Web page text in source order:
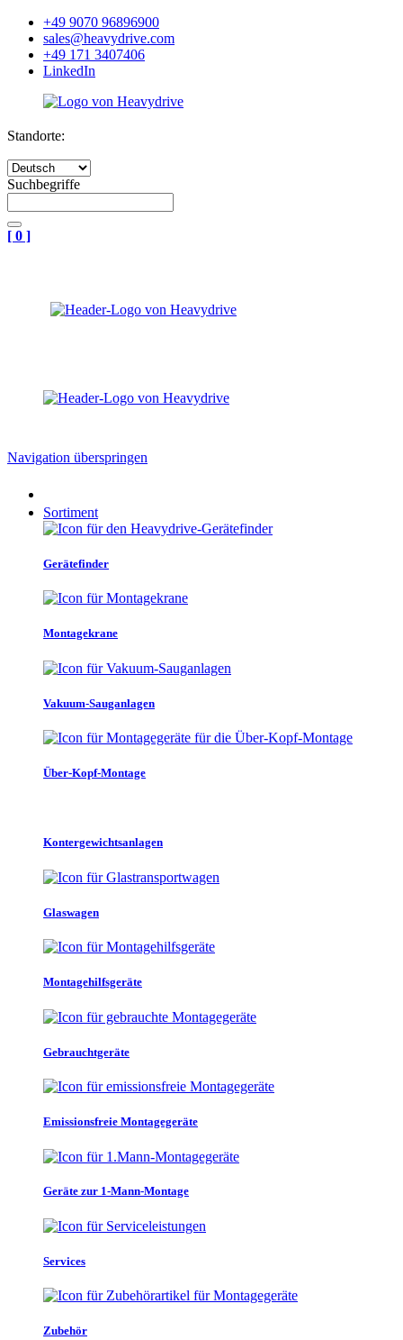
+49 9070 96896900
sales@heavydrive.com
+49 171 3407406
LinkedIn
Standorte:
Suchbegriffe
[ 0 ]
Navigation überspringen
Sortiment
Gerätefinder
Montagekrane
Vakuum-Sauganlagen
Über-Kopf-Montage
Kontergewichtsanlagen
Glaswagen
Montagehilfsgeräte
Gebrauchtgeräte
Emissionsfreie Montagegeräte
Geräte zur 1-Mann-Montage
Services
Zubehör